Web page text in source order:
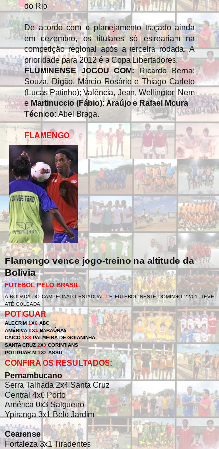
do Rio
De acordo com o planejamento traçado ainda
em dezembro, os titulares só estreariam na
competição regional após a terceira rodada. A
prioridade para 2012 é a Copa Libertadores.
FLUMINENSE
JOGOU COM:Ricardo Berna;
Souza, Digão, Márcio Rosário e Thiago Carleto
(Lucas Patinho); Valência, Jean, Wellington Nem
eMartinuccio (Fábio): Araújo e Rafael Moura
Técnico:Abel Braga.
FLAMENGO
Flamengo vence jogo-treino na altitude da
Bolívia
FUTEBOL PELO BRASIL
A RODADA DO CAMPEONATO ESTADUAL DE FUTEBOL NESTE DOMINGO 22/01, TEVE
ATÉ GOLEADA.
POTIGUAR
ALECRIM1X6ABC
AMÉRICA0X1BARAÚNAS
CAICÓ1X3 PALMEIRA DE GOIANINHA
SANTA CRUZ 2X0CORINTIANS
POTIGUAR-M 1X2ASSU
CONFIRA OS RESULTADOS:
Pernambucano
Serra Talhada 2x4 Santa Cruz
Central 4x0 Porto
América 0x3 Salgueiro
Ypiranga 3x1 Belo Jardim
Cearense
Fortaleza 3x1 Tiradentes